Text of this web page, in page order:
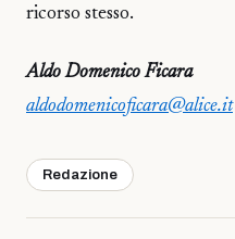
ricorso stesso.
Aldo Domenico Ficara
aldodomenicoficara@alice.it
Redazione